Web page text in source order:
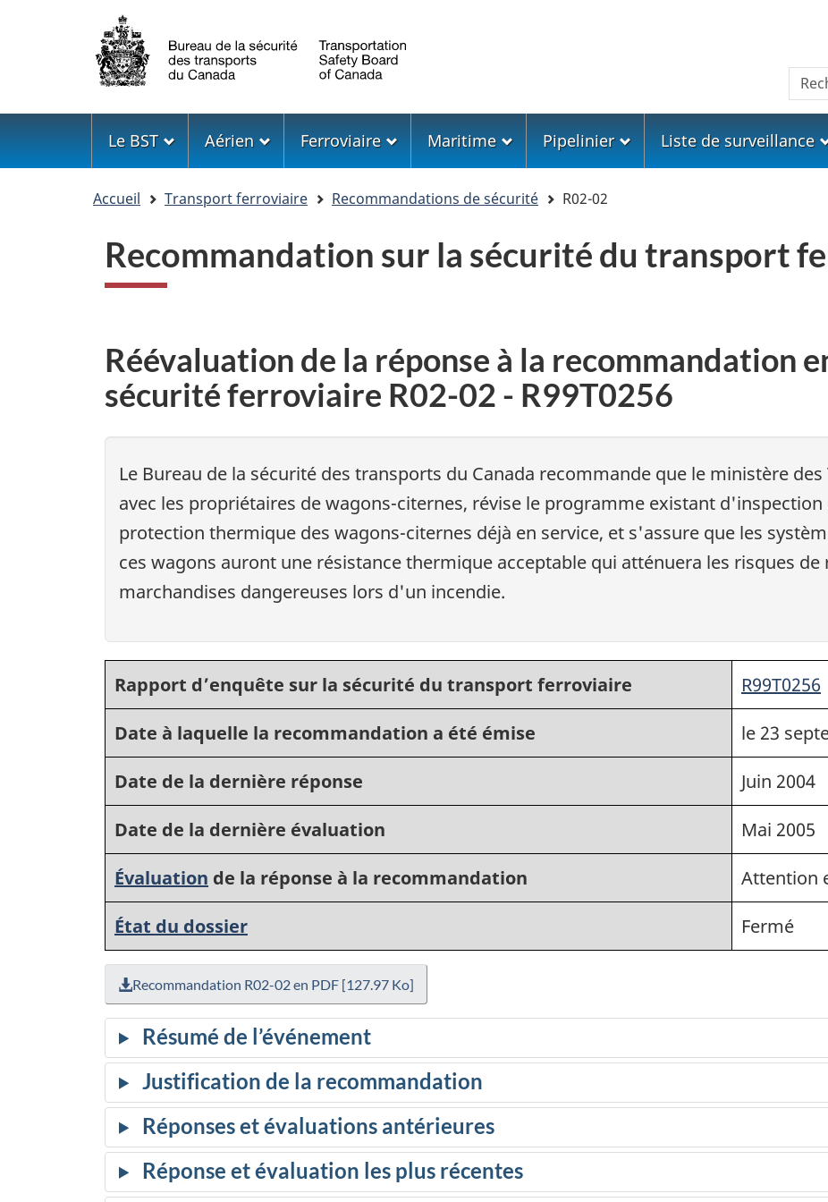
Sélection
de
la
langue
Menu
Le BST Aérien Ferroviaire Maritime Pipelinier Liste de surveillance
Accueil Transport ferroviaire Recommandations de sécurité R02-02
Recommandation sur la sécurité du transport
Réévaluation de la réponse à la recommandation
sécurité ferroviaire R02-02 - R99T0256
Le Bureau de la sécurité des transports du Canada recommande que le ministère
avec les propriétaires de wagons-citernes, révise le programme existant
protection thermique des wagons-citernes déjà en service, et s'assure que les
ces wagons auront une résistance thermique acceptable qui atténuera les risques
marchandises dangereuses lors d'un incendie.
Rapport d’enquête sur la sécurité du transport ferroviaire
R99T0256
Date à laquelle la recommandation a été émise
le 23
Date de la dernière réponse
Juin 2004
Date de la dernière évaluation
Mai 2005
Évaluation de la réponse à la recommandation
Attention
État du dossier
Fermé
Recommandation R02-02 en PDF [127.97 Ko]